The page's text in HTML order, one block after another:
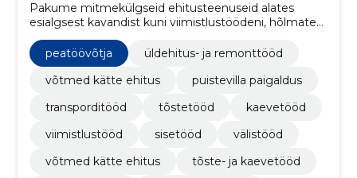
Pakume mitmekülgseid ehitusteenuseid alates
esialgsest kavandist kuni viimistlustöödeni, hõlmates
nii sisetöid, välistöid kui ka transpordi- ja kaevetöid.
peatöövõtja
üldehitus- ja remonttööd
võtmed kätte ehitus
puistevilla paigaldus
transporditööd
tõstetööd
kaevetööd
viimistlustööd
sisetööd
välistööd
võtmed kätte ehitus
tõste- ja kaevetööd